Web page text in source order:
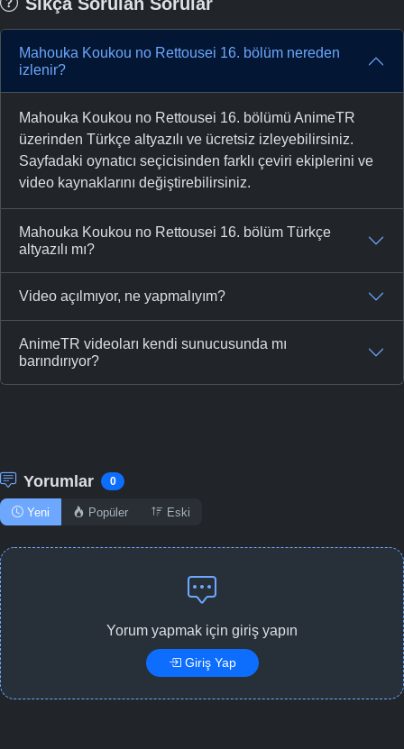
Mahouka Koukou no Rettousei 16. bölüm nereden
izlenir?
Mahouka Koukou no Rettousei 16. bölümü AnimeTR
üzerinden Türkçe altyazılı ve ücretsiz izleyebilirsiniz.
Sayfadaki oynatıcı seçicisinden farklı çeviri ekiplerini ve
video kaynaklarını değiştirebilirsiniz.
Mahouka Koukou no Rettousei 16. bölüm Türkçe
altyazılı mı?
Video açılmıyor, ne yapmalıyım?
AnimeTR videoları kendi sunucusunda mı
barındırıyor?
Yorumlar 0
Yeni Popüler Eski
Yorum yapmak için giriş yapın
Giriş Yap